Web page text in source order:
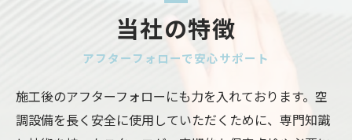
アフターフォローで安心サポート
当社の特徴
施工後のアフターフォローにも力を入れております。空
調設備を長く安全に使用していただくために、専門知識